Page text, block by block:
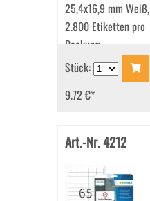
25,4x16,9 mm Weiß,
2.800 Etiketten pro
Packung
Stück:
9.72 €*
Art.-Nr. 4212